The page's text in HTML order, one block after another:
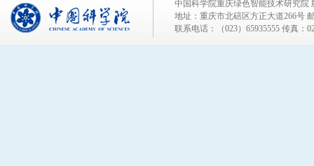
中国科学院重庆绿色智能技术研究院
地址：重庆市北碚区方正大道266号
联系电话：（023）65935555 传真：